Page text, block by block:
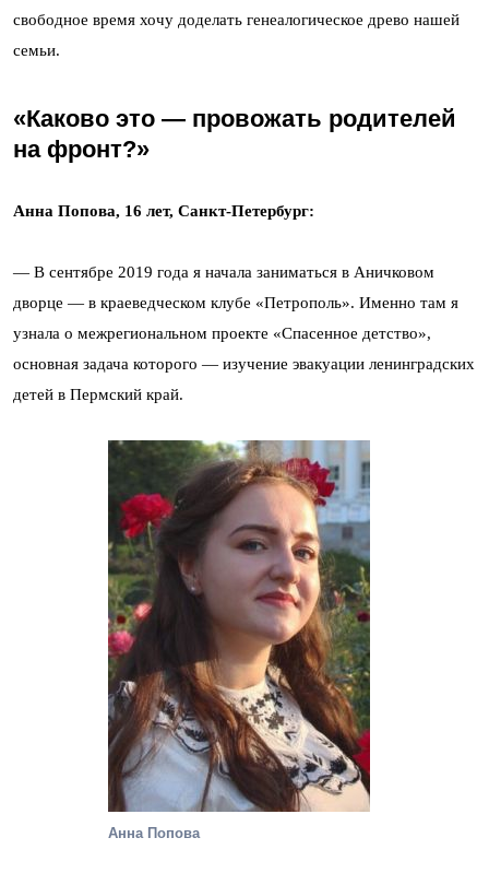
свободное время хочу доделать генеалогическое древо нашей
семьи.
«Каково это — провожать родителей
на фронт?»
Анна Попова, 16 лет, Санкт-Петербург:
— В сентябре 2019 года я начала заниматься в Аничковом
дворце — в краеведческом клубе «Петрополь». Именно там я
узнала о межрегиональном проекте «Спасенное детство»,
основная задача которого — изучение эвакуации ленинградских
детей в Пермский край.
Анна Попова